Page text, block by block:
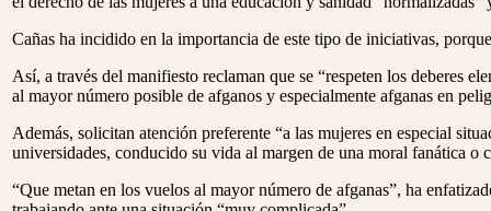
Cañas ha incidido en la importancia de este tipo de iniciativas,
Así, a través del manifiesto reclaman que se “respeten los deberes
al mayor número posible de afganos y especialmente afganas en
Además, solicitan atención preferente “a las mujeres en especial
universidades, conducido su vida al margen de una moral fanática o
“Que metan en los vuelos al mayor número de afganas”, ha